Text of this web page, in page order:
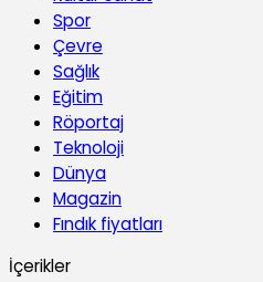
Spor
Çevre
Sağlık
Eğitim
Röportaj
Teknoloji
Dünya
Magazin
Fındık fiyatları
İçerikler